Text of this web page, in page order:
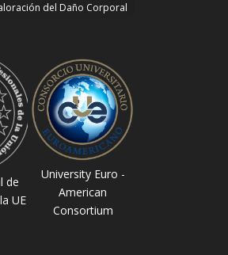
del Daño Corporal
de
UE
University Euro -
American
Consortium